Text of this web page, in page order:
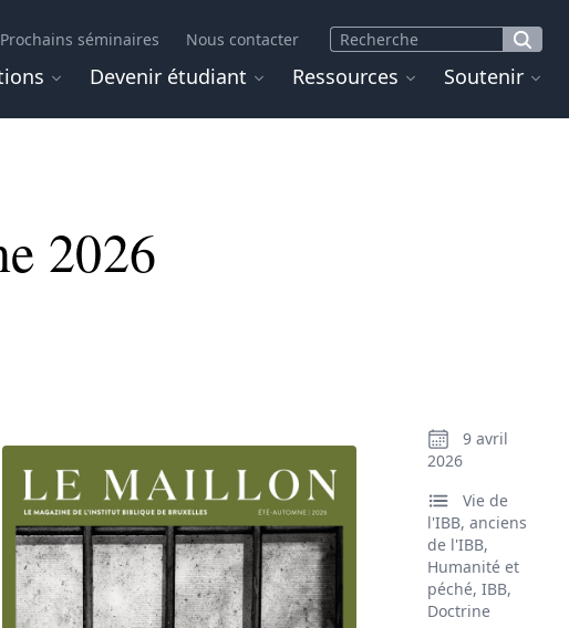
Prochains séminaires Nous contacter
Devenir étudiant Ressources Soutenir
2026
9 avril
2026
Vie de
l'IBB, anciens
de l'IBB,
Humanité et
péché, IBB,
Doctrine